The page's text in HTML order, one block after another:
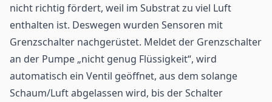
nicht richtig fördert, weil im Substrat zu viel Luft
enthalten ist. Deswegen wurden Sensoren mit
Grenzschalter nachgerüstet. Meldet der Grenzschalter
an der Pumpe „nicht genug Flüssigkeit“, wird
automatisch ein Ventil geöffnet, aus dem solange
Schaum/Luft abgelassen wird, bis der Schalter